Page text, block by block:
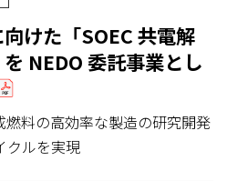
けた「SOEC 共電解
NEDO 委託事業とし
料の高効率な製造の研究開発
クルを実現